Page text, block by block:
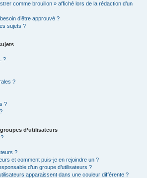
comme brouillon » affiché lors de la rédaction d’un
d’être approuvé ?
sujets ?
?
?
?
d’utilisateurs
?
et comment puis-je en rejoindre un ?
d’un groupe d’utilisateurs ?
apparaissent dans une couleur différente ?